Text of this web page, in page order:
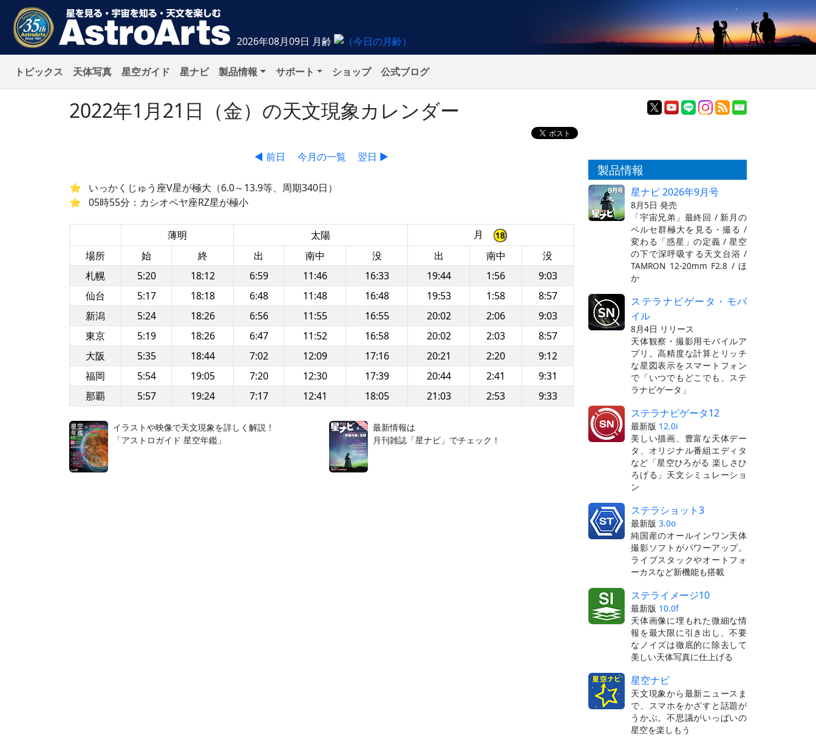
2026年08月09日 月齢
トピックス 天体写真 星空ガイド 星ナビ 製品情報 サポート ショップ 公式ブログ
2022年1月21日（金）の天文現象カレンダー
◀ 前日 今月の一覧 翌日 ▶
いっかくじゅう座V星が極大（6.0～13.9等、周期340日）
05時55分：カシオペヤ座RZ星が極小
薄明 太陽
月
場所
始 終 出 南中 没 出 南中
没
札幌
5:20 18:12 6:59 11:46 16:33 19:44 1:56
9:03
仙台
5:17 18:18 6:48 11:48 16:48 19:53 1:58
8:57
新潟
5:24 18:26 6:56 11:55 16:55 20:02 2:06
9:03
東京
5:19 18:26 6:47 11:52 16:58 20:02 2:03
8:57
大阪
5:35 18:44 7:02 12:09 17:16 20:21 2:20
9:12
福岡
5:54 19:05 7:20 12:30 17:39 20:44 2:41
9:31
那覇
5:57 19:24 7:17 12:41 18:05 21:03 2:53 9:33
イラストや映像で天文現象を詳しく解説！
「アストロガイド 星空年鑑」
最新情報は
月刊雑誌「星ナビ」でチェック！
製品情報
星ナビ 2026年9月号
8月5日 発売
「宇宙兄弟」最終回 / 新月の
ペルセ群極大を見る・撮る /
変わる「惑星」の定義 / 星空
の下で深呼吸する天文台浴 /
TAMRON 12-20mm F2.8 / ほ
か
ステラナビゲータ・モバ
イル
8月4日 リリース
天体観察・撮影用モバイルア
プリ。高精度な計算とリッチ
な星図表示をスマートフォン
で「いつでもどこでも、ステ
ラナビゲータ」
ステラナビゲータ12
最新版 12.0i
美しい描画、豊富な天体デー
タ、オリジナル番組エディタ
など「星空ひろがる 楽しさひ
ろげる」天文シミュレーショ
ン
ステラショット3
最新版 3.0o
純国産のオールインワン天体
撮影ソフトがパワーアップ。
ライブスタックやオートフォ
ーカスなど新機能も搭載
ステライメージ10
最新版 10.0f
天体画像に埋もれた微細な情
報を最大限に引き出し、不要
なノイズは徹底的に除去して
美しい天体写真に仕上げる
星空ナビ
天文現象から最新ニュースま
で、スマホをかざすと話題が
うかぶ。不思議がいっぱいの
星空を楽しもう